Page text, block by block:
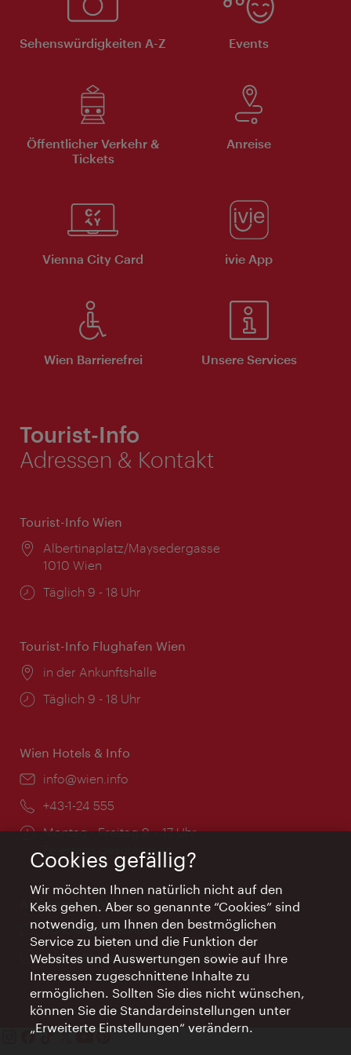
Sehenswürdigkeiten A-Z Events
Öffentlicher Verkehr &
Tickets
Anreise
Vienna City Card ivie App
Wien Barrierefrei Unsere Services
Tourist-Info
Adressen & Kontakt
Tourist-Info Wien
Ort:
Albertinaplatz/Maysedergasse
1010 Wien
Öffnungszeiten:
Täglich 9 - 18 Uhr
Tourist-Info Flughafen Wien
Ort:
in der Ankunftshalle
Öffnungszeiten:
Täglich 9 - 18 Uhr
Wien Hotels & Info
Email:
info@wien.info
Telefon:
+43-1-24 555
Öffnungszeiten:
Montag - Freitag 9 – 17 Uhr
Feiertags geschlossen
AI Concierge Wien
Ort:
concierge.wien.info
Öffnungszeiten:
Informationen rund um die Uhr
Cookies gefällig?
Wir möchten Ihnen natürlich nicht auf den
Keks gehen. Aber so genannte “Cookies” sind
notwendig, um Ihnen den bestmöglichen
Service zu bieten und die Funktion der
Websites und Auswertungen sowie auf Ihre
Interessen zugeschnittene Inhalte zu
ermöglichen. Sollten Sie dies nicht wünschen,
können Sie die Standardeinstellungen unter
„Erweiterte Einstellungen“ verändern.